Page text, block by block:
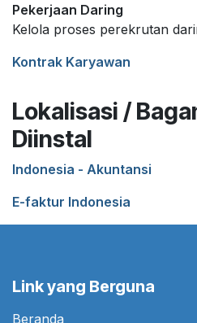
Pekerjaan Daring
Kelola proses perekrutan
Kontrak Karyawan
Lokalisasi /
Diinstal
Indonesia - Akuntansi
E-faktur Indonesia
Link yang Berguna
Beranda